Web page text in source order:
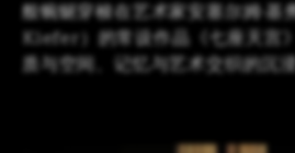
般蜿蜒穿梭在艺术家安塞尔姆·
Kiefer）的常设作品《七座天宫
质与空间、记忆与艺术交织的沉